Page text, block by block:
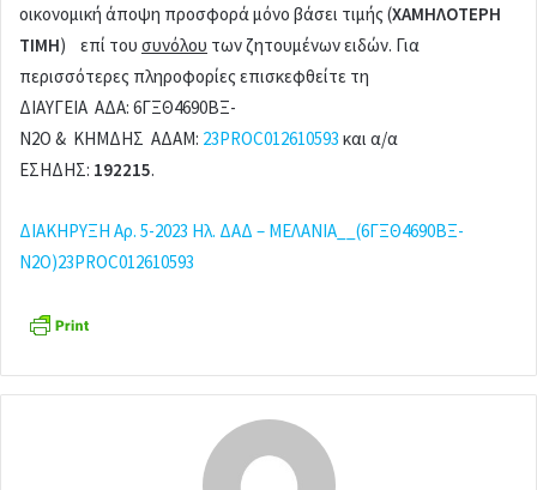
οικονομική άποψη προσφορά μόνο βάσει τιμής (ΧΑΜΗΛΟΤΕΡΗ
ΤΙΜΗ) επί του συνόλου των ζητουμένων ειδών. Για
περισσότερες πληροφορίες επισκεφθείτε τη
ΔΙΑΥΓΕΙΑ ΑΔΑ: 6ΓΞΘ4690ΒΞ-
Ν2Ο & ΚΗΜΔΗΣ ΑΔΑΜ: 23PROC012610593 και α/α
ΕΣΗΔΗΣ: 192215.
ΔΙΑΚΗΡΥΞΗ Αρ. 5-2023 Ηλ. ΔΑΔ – ΜΕΛΑΝΙΑ__(6ΓΞΘ4690ΒΞ-
Ν2Ο)23PROC012610593